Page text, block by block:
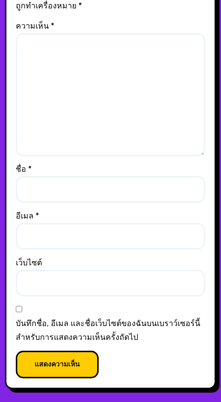
ถูกทำเครื่องหมาย *
ความเห็น *
ชื่อ *
อีเมล *
เว็บไซต์
บันทึกชื่อ, อีเมล และชื่อเว็บไซต์ของฉันบนเบราว์เซอร์นี้
สำหรับการแสดงความเห็นครั้งถัดไป